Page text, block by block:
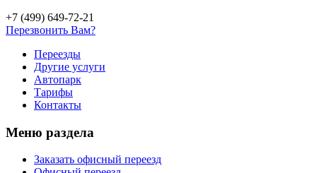
+7 (499) 649-72-21
Перезвонить Вам?
Переезды
Другие услуги
Автопарк
Тарифы
Контакты
Меню раздела
Заказать офисный переезд